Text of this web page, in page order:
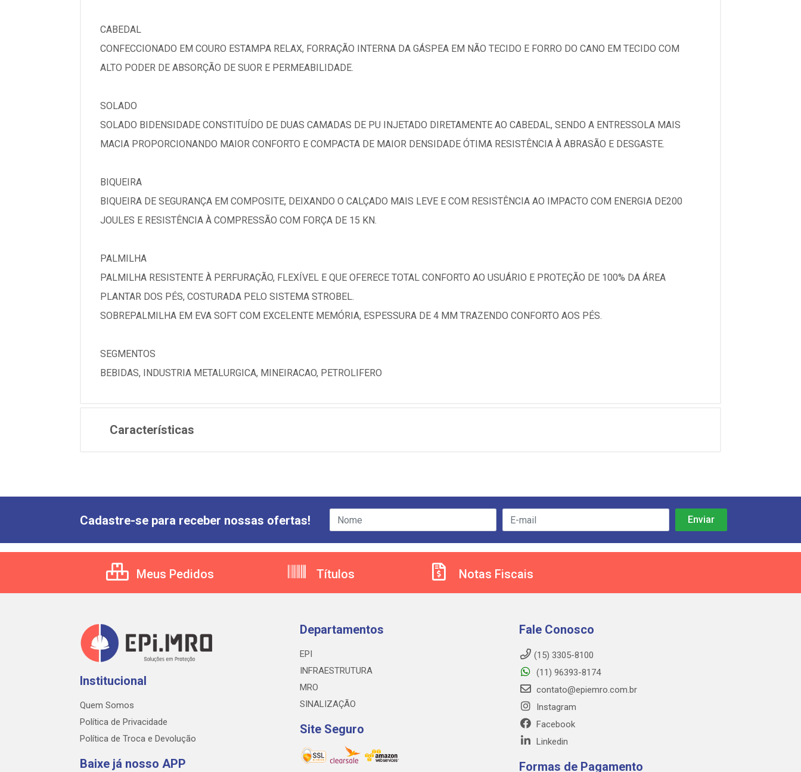
CABEDAL
CONFECCIONADO EM COURO ESTAMPA RELAX, FORRAÇÃO INTERNA DA GÁSPEA EM NÃO TECIDO E FORRO DO CANO EM TECIDO COM
ALTO PODER DE ABSORÇÃO DE SUOR E PERMEABILIDADE.
SOLADO
SOLADO BIDENSIDADE CONSTITUÍDO DE DUAS CAMADAS DE PU INJETADO DIRETAMENTE AO CABEDAL, SENDO A ENTRESSOLA MAIS
MACIA PROPORCIONANDO MAIOR CONFORTO E COMPACTA DE MAIOR DENSIDADE ÓTIMA RESISTÊNCIA À ABRASÃO E DESGASTE.
BIQUEIRA
BIQUEIRA DE SEGURANÇA EM COMPOSITE, DEIXANDO O CALÇADO MAIS LEVE E COM RESISTÊNCIA AO IMPACTO COM ENERGIA DE200
JOULES E RESISTÊNCIA À COMPRESSÃO COM FORÇA DE 15 KN.
PALMILHA
PALMILHA RESISTENTE À PERFURAÇÃO, FLEXÍVEL E QUE OFERECE TOTAL CONFORTO AO USUÁRIO E PROTEÇÃO DE 100% DA ÁREA
PLANTAR DOS PÉS, COSTURADA PELO SISTEMA STROBEL.
SOBREPALMILHA EM EVA SOFT COM EXCELENTE MEMÓRIA, ESPESSURA DE 4 MM TRAZENDO CONFORTO AOS PÉS.
SEGMENTOS
BEBIDAS, INDUSTRIA METALURGICA, MINEIRACAO, PETROLIFERO
Características
Cadastre-se para receber nossas ofertas!
Meus Pedidos Títulos Notas Fiscais
Institucional
Quem Somos
Política de Privacidade
Política de Troca e Devolução
Baixe já nosso APP
Departamentos
EPI
INFRAESTRUTURA
MRO
SINALIZAÇÃO
Site Seguro
Fale Conosco
(15) 3305-8100
(11) 96393-8174
contato@epiemro.com.br
Instagram
Facebook
Linkedin
Formas de Pagamento